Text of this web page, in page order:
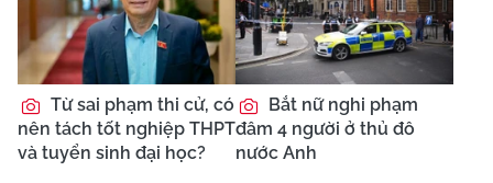
Từ sai phạm thi cử, có
nên tách tốt nghiệp THPT
và tuyển sinh đại học?
Bắt nữ nghi phạm
đâm 4 người ở thủ đô
nước Anh